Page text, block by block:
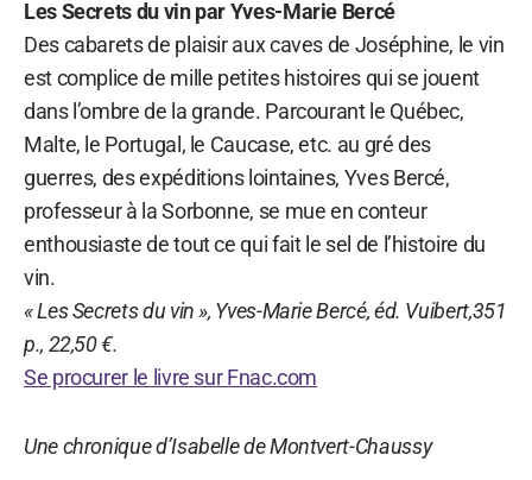
Les Secrets du vin par Yves-Marie Bercé
Des cabarets de plaisir aux caves de Joséphine, le vin
est complice de mille petites histoires qui se jouent
dans l’ombre de la grande. Parcourant le Québec,
Malte, le Portugal, le Caucase, etc. au gré des
guerres, des expéditions lointaines, Yves Bercé,
professeur à la Sorbonne, se mue en conteur
enthousiaste de tout ce qui fait le sel de l’histoire du
vin.
« Les Secrets du vin », Yves-Marie Bercé, éd. Vuibert,351
p., 22,50 €.
Se procurer le livre sur Fnac.com
Une chronique d’Isabelle de Montvert-Chaussy